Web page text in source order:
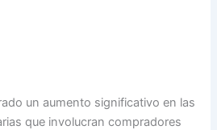
un aumento significativo en las
que involucran compradores